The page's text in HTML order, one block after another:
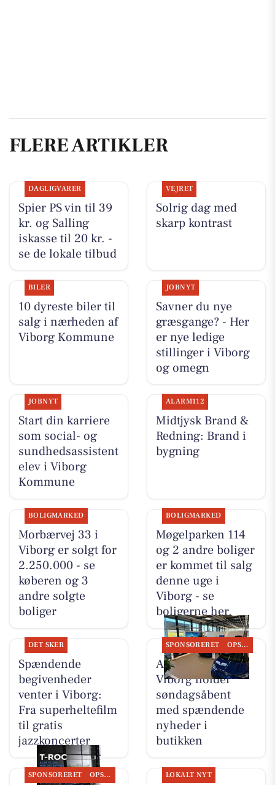
FLERE ARTIKLER
DAGLIGVARER
Spier PS vin til 39
kr. og Salling
iskasse til 20 kr. -
se de lokale tilbud
VEJRET
Solrig dag med
skarp kontrast
BILER
10 dyreste biler til
salg i nærheden af
Viborg Kommune
JOBNYT
Savner du nye
græsgange? - Her
er nye ledige
stillinger i Viborg
og omegn
JOBNYT
Start din karriere
som social- og
sundhedsassistent
elev i Viborg
Kommune
ALARM112
Midtjysk Brand &
Redning: Brand i
bygning
BOLIGMARKED
Morbærvej 33 i
Viborg er solgt for
2.250.000 - se
køberen og 3
andre solgte
boliger
BOLIGMARKED
Møgelparken 114
og 2 andre boliger
er kommet til salg
denne uge i
Viborg - se
boligerne her.
DET SKER
Spændende
begivenheder
venter i Viborg:
Fra superheltefilm
til gratis
jazzkoncerter
SPONSORERET OPSLAGSTAVLEN
Autocentralen
Viborg holder
søndagsåbent
med spændende
nyheder i
butikken
SPONSORERET OPSLAGSTAVLEN LOKALT NYT